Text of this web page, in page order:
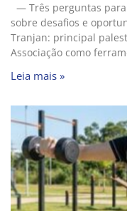
— Três perguntas
sobre desafios e
Tranjan: principal
Associação como
Leia mais »